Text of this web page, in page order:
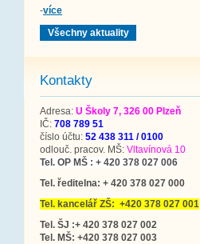
-více
Všechny aktuality
Kontakty
Adresa: U Školy 7, 326 00 Plzeň
IČ: 708 789 51
číslo účtu: 52 438 311 / 0100
odlouč. pracov. MŠ: Vltavínová 10
Tel. OP MŠ : + 420 378 027 006
Tel. ředitelna: + 420 378 027 000
Tel. kancelář ZŠ: +420 378 027 001
Tel. ŠJ :+ 420 378 027 002
Tel. MŠ: +420 378 027 003